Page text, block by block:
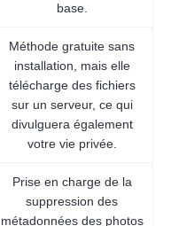
base.
Méthode gratuite sans
installation, mais elle
télécharge des fichiers
sur un serveur, ce qui
divulguera également
votre vie privée.
Prise en charge de la
suppression des
métadonnées des photos